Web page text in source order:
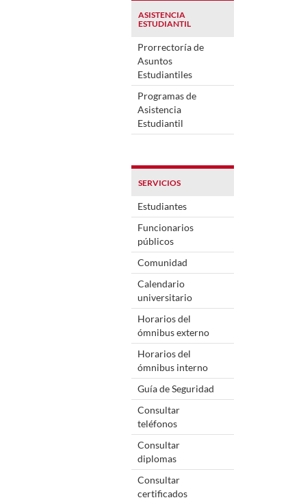
ASISTENCIA
ESTUDIANTIL
Prorrectoría de
Asuntos
Estudiantiles
Programas de
Asistencia
Estudiantil
SERVICIOS
Estudiantes
Funcionarios
públicos
Comunidad
Calendario
universitario
Horarios del
ómnibus externo
Horarios del
ómnibus interno
Guía de Seguridad
Consultar
teléfonos
Consultar
diplomas
Consultar
certificados